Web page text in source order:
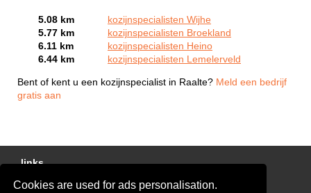
Cookies are used for ads personalisation.
5.08 km
kozijnspecialisten Wijhe
5.77 km
kozijnspecialisten Broekland
6.11 km
kozijnspecialisten Heino
6.44 km
kozijnspecialisten Lemelerveld
Bent of kent u een kozijnspecialist in Raalte? Meld een bedrijf
gratis aan
links
Gratis Offertes Vergelijken